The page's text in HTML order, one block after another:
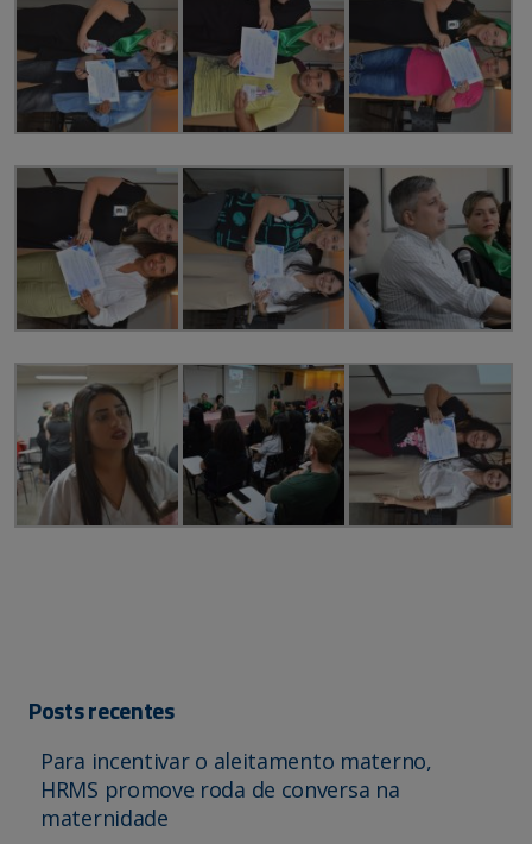
Posts recentes
Para incentivar o aleitamento materno,
HRMS promove roda de conversa na
maternidade